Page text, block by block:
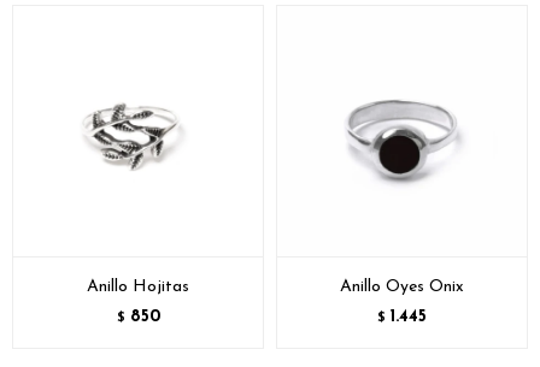
Anillo Hojitas
$ 850
Anillo Oyes Onix
$ 1.445